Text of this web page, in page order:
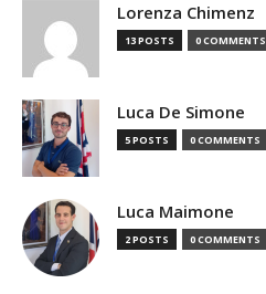
Lorenza Chimenz
13 POSTS 0 COMMENTS
Luca De Simone
5 POSTS 0 COMMENTS
Luca Maimone
2 POSTS 0 COMMENTS